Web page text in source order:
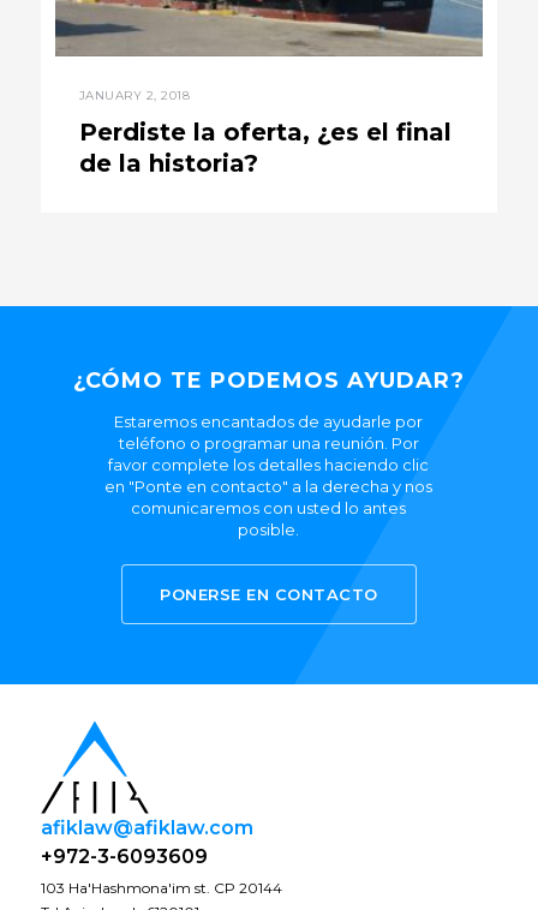
JANUARY 2, 2018
Perdiste la oferta, ¿es el final
de la historia?
¿CÓMO TE PODEMOS AYUDAR?
Estaremos encantados de ayudarle por
teléfono o programar una reunión. Por
favor complete los detalles haciendo clic
en "Ponte en contacto" a la derecha y nos
comunicaremos con usted lo antes
posible.
PONERSE EN CONTACTO
afiklaw@afiklaw.com
+972-3-6093609
103 Ha'Hashmona'im st. CP 20144